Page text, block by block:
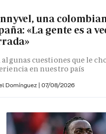
una
«La gente es a
algunas cuestiones que le
en nuestro país
Domínguez | 07/08/2026